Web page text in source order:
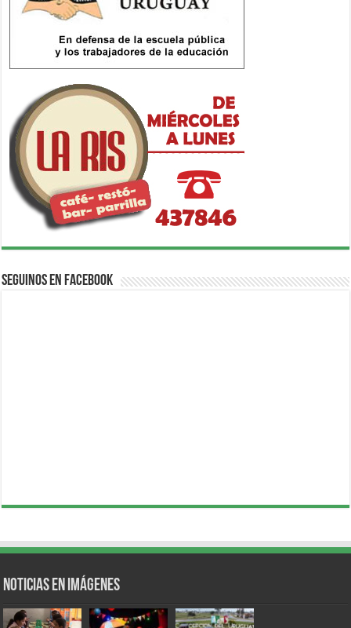
Seguinos en Facebook
Noticias en Imágenes